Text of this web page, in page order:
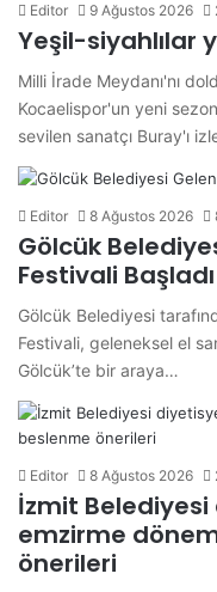
Editor 9 Ağustos 2026
Yeşil-siyahlılar
Milli İrade Meydanı'nı
Kocaelispor'un yeni
sevilen sanatçı Buray'ı
Editor 8 Ağustos 2026
Gölcük
Festivali Başladı
Gölcük Belediyesi
Festivali, geleneksel el
Gölcük’te bir araya…
Editor 8 Ağustos 2026
İzmit
emzirme
önerileri